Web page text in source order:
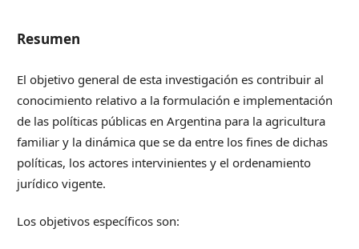
Resumen
El objetivo general de esta investigación es contribuir al
conocimiento relativo a la formulación e implementación
de las políticas públicas en Argentina para la agricultura
familiar y la dinámica que se da entre los fines de dichas
políticas, los actores intervinientes y el ordenamiento
jurídico vigente.
Los objetivos específicos son: